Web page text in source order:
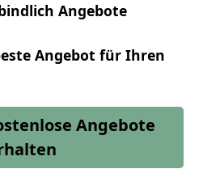
Angebote
Angebot für Ihren
Angebote